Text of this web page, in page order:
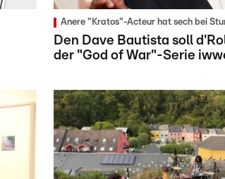
Anere "Kratos"-Acteur hat sech bei
Den Dave Bautista soll
der "God of War"-Serie